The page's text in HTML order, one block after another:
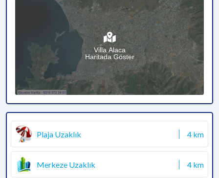
Villa Alaca
Haritada Göster
Plaja Uzaklık 4 km
Merkeze Uzaklık 4 km